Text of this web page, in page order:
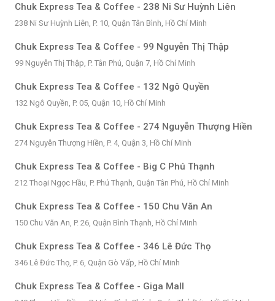
Chuk Express Tea & Coffee - 238 Ni Sư Huỳnh Liên
238 Ni Sư Huỳnh Liên, P. 10, Quận Tân Bình, Hồ Chí Minh
Chuk Express Tea & Coffee - 99 Nguyễn Thị Thập
99 Nguyễn Thị Thập, P. Tân Phú, Quận 7, Hồ Chí Minh
Chuk Express Tea & Coffee - 132 Ngô Quyền
132 Ngô Quyền, P. 05, Quận 10, Hồ Chí Minh
Chuk Express Tea & Coffee - 274 Nguyễn Thượng Hiền
274 Nguyễn Thượng Hiền, P. 4, Quận 3, Hồ Chí Minh
Chuk Express Tea & Coffee - Big C Phú Thạnh
212 Thoại Ngọc Hầu, P. Phú Thạnh, Quận Tân Phú, Hồ Chí Minh
Chuk Express Tea & Coffee - 150 Chu Văn An
150 Chu Văn An, P. 26, Quận Bình Thạnh, Hồ Chí Minh
Chuk Express Tea & Coffee - 346 Lê Đức Thọ
346 Lê Đức Thọ, P. 6, Quận Gò Vấp, Hồ Chí Minh
Chuk Express Tea & Coffee - Giga Mall